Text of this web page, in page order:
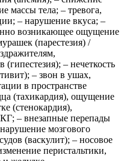
массы тела; ‒ тревога,
‒ нарушение вкуса; ‒
возникающее ощущение
(парестезия) /
‒ нечеткость
‒ звон в ушах,
в пространстве
(тахикардия), ощущение
(стенокардия),
‒ внезапные перепады
мозгового
(васкулит); ‒ носовое
перистальтики,